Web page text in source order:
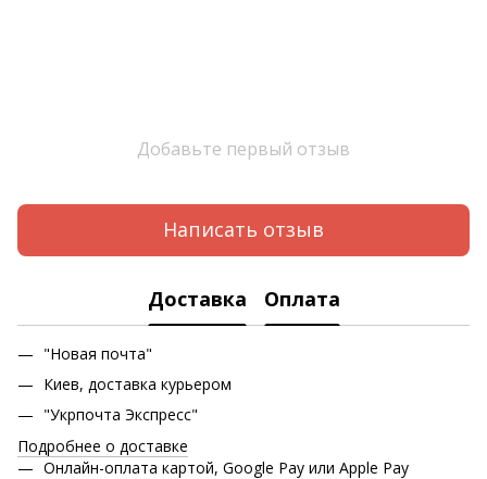
Добавьте первый отзыв
Написать отзыв
Доставка Оплата
"Новая почта"
Киев, доставка курьером
"Укрпочта Экспресс"
Подробнее о доставке
Онлайн-оплата картой, Google Pay или Apple Pay